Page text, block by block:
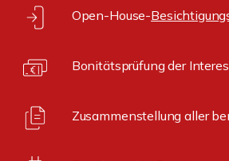
Open-House-
Bonitätsprüfung der
Zusammenstellung aller